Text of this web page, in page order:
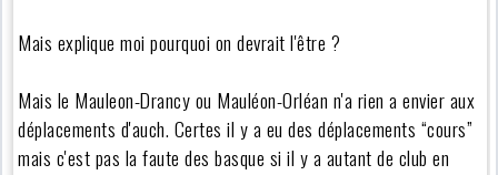
Mais explique moi pourquoi on devrait l'être ?
Mais le Mauleon-Drancy ou Mauléon-Orléan n'a rien a envier aux
déplacements d'auch. Certes il y a eu des déplacements “cours”
mais c'est pas la faute des basque si il y a autant de club en